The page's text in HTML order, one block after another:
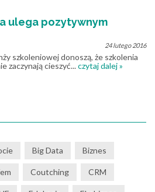
ulega pozytywnym
24 lutego 2016
szkoleniowej donoszą, że szkolenia
zaczynają cieszyć...czytaj dalej »
Big Data Biznes
Coutching CRM